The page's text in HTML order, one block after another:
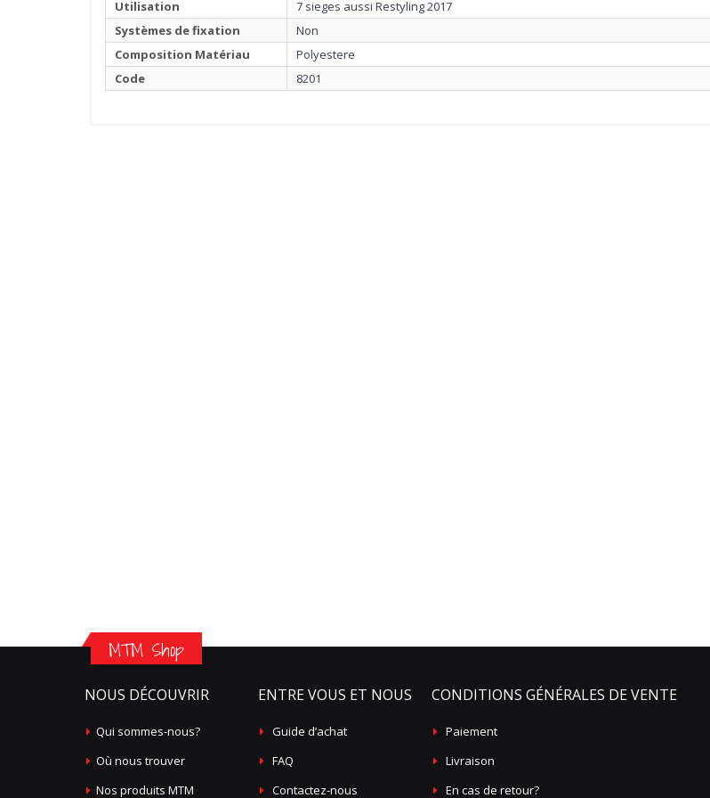
Utilisation
7 sieges aussi Restyling 2017
Systèmes de fixation
Non
Composition Matériau
Polyestere
Code
8201
MTM Shop
NOUS DÉCOUVRIR
Qui sommes-nous?
Où nous trouver
Nos produits MTM
ENTRE VOUS ET NOUS
Guide d’achat
FAQ
Contactez-nous
CONDITIONS GÉNÉRALES DE VENTE
Paiement
Livraison
En cas de retour?